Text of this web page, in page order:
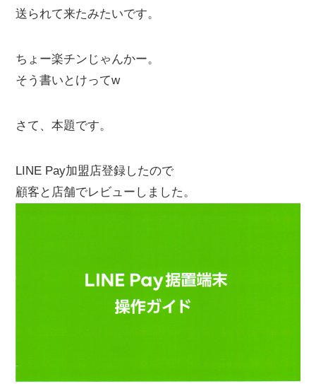
送られて来たみたいです。
ちょー楽チンじゃんかー。
そう書いとけってw
さて、本題です。
LINE Pay加盟店登録したので
顧客と店舗でレビューしました。